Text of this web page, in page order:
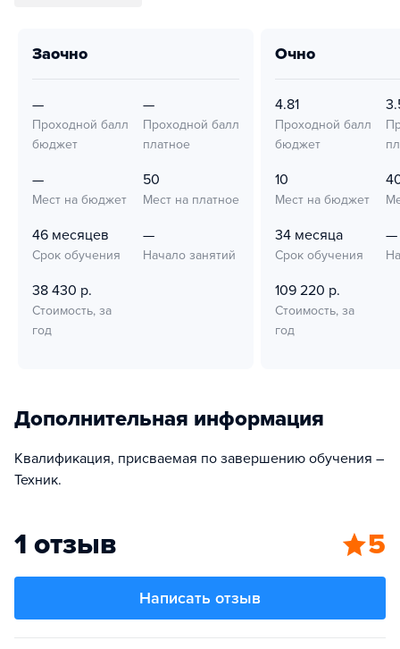
заочно
—
Проходной балл
бюджет
—
Проходной балл
платное
—
Мест на бюджет
50
Мест на платное
46 месяцев
Срок обучения
—
Начало занятий
38 430 р.
Стоимость, за
год
очно
4.81
Проходной балл
бюджет
10
Мест на бюджет
34 месяца
Срок обучения
—
109 220 р.
Стоимость, за
год
Дополнительная информация
Квалификация, присваемая по завершению обучения –
Техник.
1 отзыв 5
Написать отзыв